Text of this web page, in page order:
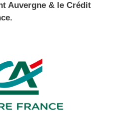
Auvergne & le Crédit